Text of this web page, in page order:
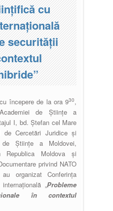
cu
securității
începere de la ora 930,
de Științe a
I, bd. Ștefan cel Mare
Cercetări Juridice și
Științe a Moldovei,
Republica Moldova și
privind NATO
organizat Conferința
„Probleme
în contextul